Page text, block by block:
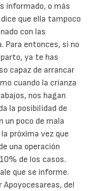
informado, o más
que ella tampoco
con las
Para entonces, si no
ya te has
capaz de arrancar
cuando la crianza
nos hagan
la posibilidad de
un poco de mala
la próxima vez que
una operación
de los casos.
que se informe.
Apoyocesareas, del